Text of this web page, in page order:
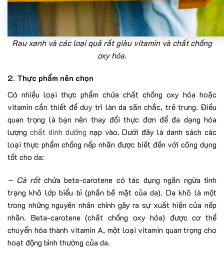
Rau xanh và các loại quả rất giàu vitamin và chất chống
oxy hóa.
2. Thực phẩm nên chọn
Có nhiều loại thực phẩm chứa chất chống oxy hóa hoặc
vitamin cần thiết để duy trì làn da săn chắc, trẻ trung. Điều
quan trọng là bạn nên thay đổi thực đơn để đa dạng hóa
lượng chất dinh dưỡng nạp vào. Dưới đây là danh sách các
loại thực phẩm chống nếp nhăn được biết đến với công dụng
tốt cho da:
– Cà rốt chứa beta-carotene có tác dụng ngăn ngừa tình
trạng khô lớp biểu bì (phần bề mặt của da). Da khô là một
trong những nguyên nhân chính gây ra sự xuất hiện của nếp
nhăn. Beta-carotene (chất chống oxy hóa) được cơ thể
chuyển hóa thành vitamin A, một loại vitamin quan trọng cho
hoạt động bình thường của da.